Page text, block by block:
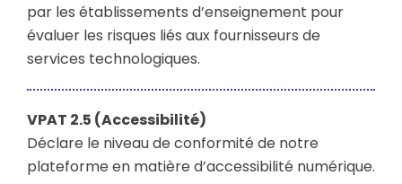
par les établissements d’enseignement pour
évaluer les risques liés aux fournisseurs de
services technologiques.
VPAT 2.5 (Accessibilité)
Déclare le niveau de conformité de notre
plateforme en matière d’accessibilité numérique.